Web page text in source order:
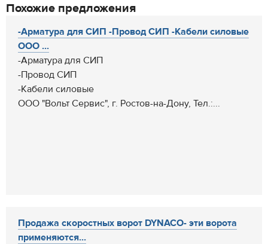
Похожие предложения
-Арматура для СИП -Провод СИП -Кабели силовые
ООО ...
-Арматура для СИП
-Провод СИП
-Кабели силовые
ООО "Вольт Сервис", г. Ростов-на-Дону, Тел.:...
Продажа скоростных ворот DYNACO- эти ворота
применяются...